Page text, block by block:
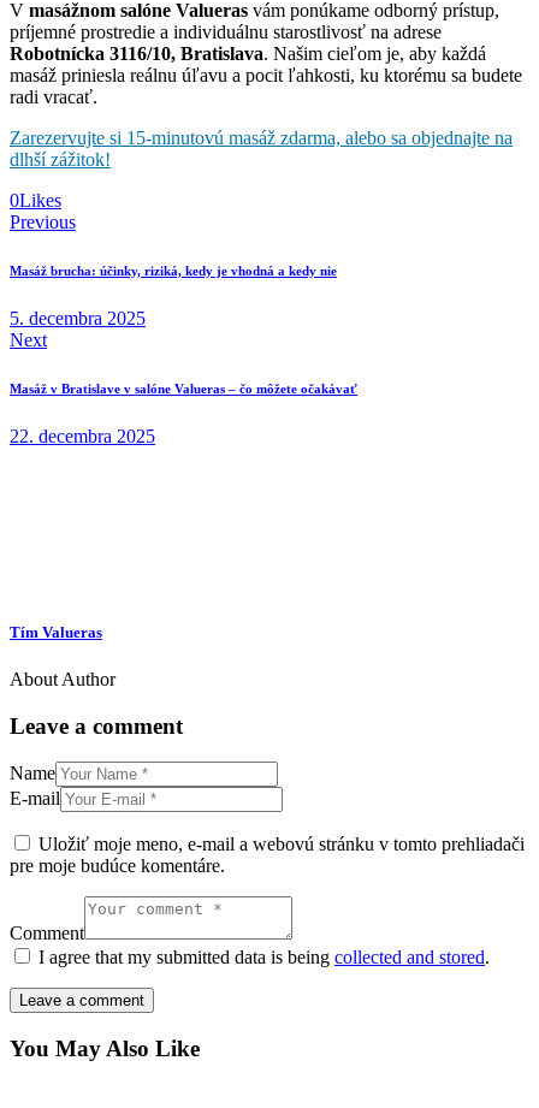
V masážnom salóne Valueras vám ponúkame odborný prístup,
príjemné prostredie a individuálnu starostlivosť na adrese
Robotnícka 3116/10, Bratislava. Našim cieľom je, aby každá
masáž priniesla reálnu úľavu a pocit ľahkosti, ku ktorému sa budete
radi vracať.
Zarezervujte si 15-minutovú masáž zdarma, alebo sa objednajte na
dlhší zážitok!
0Likes
Navigácia
v
Previous
Masáž brucha: účinky, riziká, kedy je vhodná a kedy nie
5. decembra 2025
Next
Masáž v Bratislave v salóne Valueras – čo môžete očakávať
22. decembra 2025
Tím Valueras
About Author
Leave a comment
Name
E-mail
Uložiť moje meno, e-mail a webovú stránku v tomto prehliadači
pre moje budúce komentáre.
Comment
I agree that my submitted data is being collected and stored.
You May Also Like